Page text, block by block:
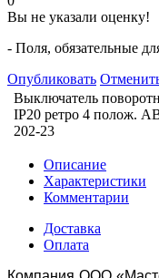
Вы не указали оценку!
- Поля, обязательные
Опубликовать
Выключатель
IP20 ретро 4 полож.
202-23
Описание
Характеристики
Комментарии
Доставка
Оплата